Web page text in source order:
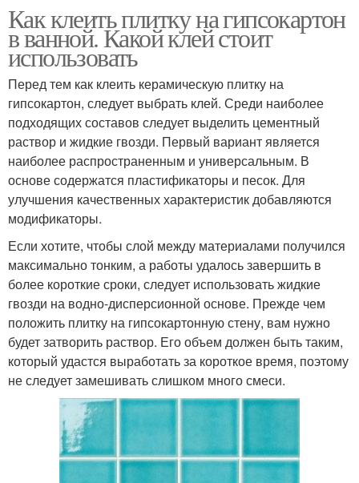
Как клеить плитку на гипсокартон
в ванной. Какой клей стоит
использовать
Перед тем как клеить керамическую плитку на
гипсокартон, следует выбрать клей. Среди наиболее
подходящих составов следует выделить цементный
раствор и жидкие гвозди. Первый вариант является
наиболее распространенным и универсальным. В
основе содержатся пластификаторы и песок. Для
улучшения качественных характеристик добавляются
модификаторы.
Если хотите, чтобы слой между материалами получился
максимально тонким, а работы удалось завершить в
более короткие сроки, следует использовать жидкие
гвозди на водно-дисперсионной основе. Прежде чем
положить плитку на гипсокартонную стену, вам нужно
будет затворить раствор. Его объем должен быть таким,
который удастся выработать за короткое время, поэтому
не следует замешивать слишком много смеси.